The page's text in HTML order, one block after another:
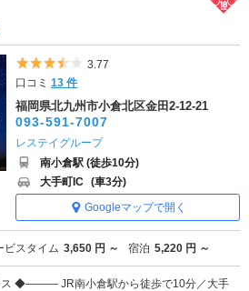
5つ星のうち3.5
3.77
口コミ13 件
福岡県北九州市小倉北区金田2-12-21
093-591-7007
レステイグループ
南小倉駅 (徒歩10分)
大手町IC (車3分)
Googleマップで開く
ビスタイム 3,650 円 ～ 宿泊 5,220 円 ～
◆――― JR南小倉駅から徒歩で10分／大手